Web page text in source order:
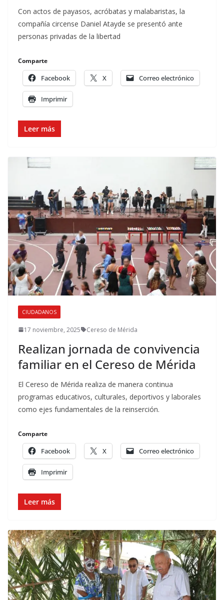
Con actos de payasos, acróbatas y malabaristas, la
compañía circense Daniel Atayde se presentó ante
personas privadas de la libertad
Comparte
Facebook X Correo electrónico
Imprimir
Leer más
CIUDADANOS
17 noviembre, 2025 Cereso de Mérida
Realizan jornada de convivencia
familiar en el Cereso de Mérida
El Cereso de Mérida realiza de manera continua
programas educativos, culturales, deportivos y laborales
como ejes fundamentales de la reinserción.
Comparte
Facebook X Correo electrónico
Imprimir
Leer más